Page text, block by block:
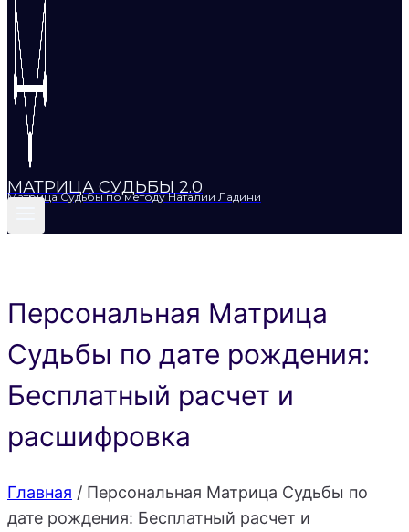
МАТРИЦА СУДЬБЫ 2.0
Матрица Судьбы по методу Наталии Ладини
Персональная Матрица
Судьбы по дате рождения:
Бесплатный расчет и
расшифровка
Главная / Персональная Матрица Судьбы по
дате рождения: Бесплатный расчет и